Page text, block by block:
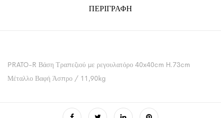
ΠΕΡΙΓΡΑΦΉ
PRATO-R Βάση Τραπεζιού με ρεγουλατόρο 40x40cm H.73cm
Μέταλλο Βαφή Άσπρο / 11,90kg